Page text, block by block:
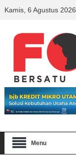
Kamis, 6 Agustus 2026
Menu